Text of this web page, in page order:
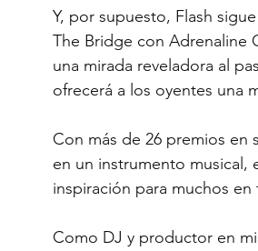
Y, por supuesto, Flash
The Bridge con Adrenaline
una mirada reveladora al
ofrecerá a los oyentes una
Con más de 26 premios en
en un instrumento musical,
inspiración para muchos
Como DJ y productor en